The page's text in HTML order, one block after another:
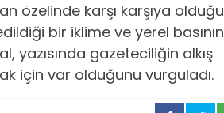
özelinde karşı karşıya olduğu
bir iklime ve yerel basının
yazısında gazeteciliğin alkış
için var olduğunu vurguladı.